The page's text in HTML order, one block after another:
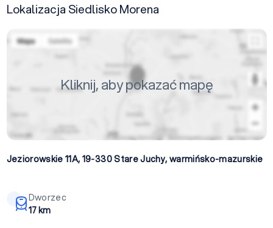
Lokalizacja Siedlisko Morena
Kliknij, aby pokazać mapę
Jeziorowskie 11A, 19-330Stare Juchy, warmińsko-mazurskie
Dworzec
17 km